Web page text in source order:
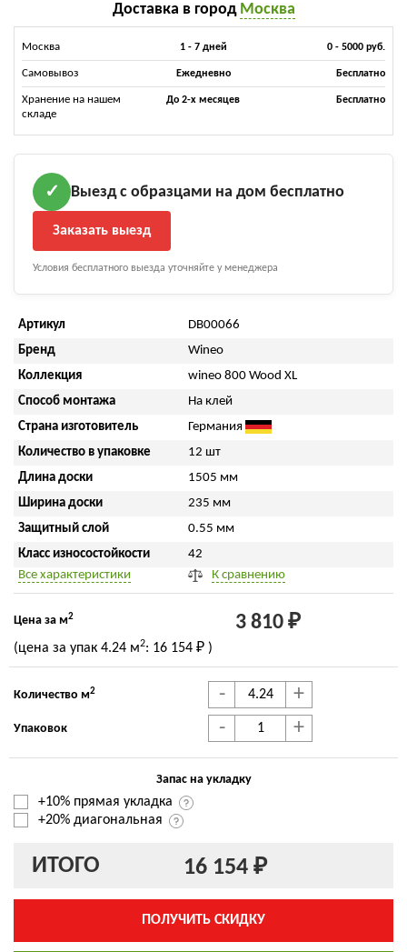
Доставка в город Москва
Москва 1 - 7 дней 0 - 5000 руб.
Самовывоз Ежедневно Бесплатно
Хранение на нашем
складе
До 2-х месяцев Бесплатно
✓ Выезд с образцами на дом бесплатно
Заказать выезд
Условия бесплатного выезда уточняйте у менеджера
Артикул
DB00066
Бренд
Wineo
Коллекция
wineo 800 Wood XL
Способ монтажа
На клей
Страна изготовитель
Германия
Количество в упаковке
12 шт
Длина доски
1505 мм
Ширина доски
235 мм
Защитный слой
0.55 мм
Класс износостойкости
42
Все характеристики
К сравнению
Цена за м2 3 810 ₽
(цена за упак 4.24 м2: 16 154 ₽ )
Количество м2 - +
Упаковок - +
Запас на укладку
+10% прямая укладка
+20% диагональная
ИТОГО 16 154 ₽
ПОЛУЧИТЬ СКИДКУ